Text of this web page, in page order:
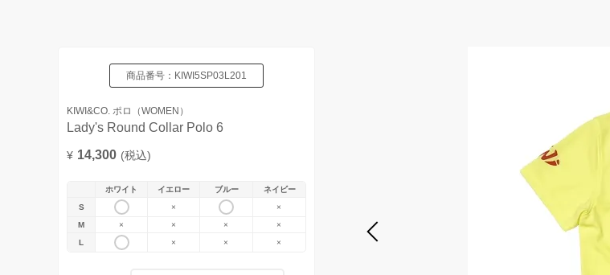
商品番号： KIWI5SP03L201
KIWI&CO. ポロ（WOMEN）
Lady's Round Collar Polo 6
¥ 14,300 (税込)
ホワイト イエロー ブルー
ネイビー
S
×
×
M
× × ×
×
L
× × ×